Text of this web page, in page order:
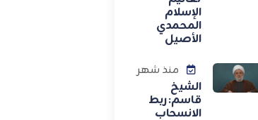
الإسلام
المحمدي
الأصيل
منذ شهر
الشيخ
قاسم: ربط
الانسحاب